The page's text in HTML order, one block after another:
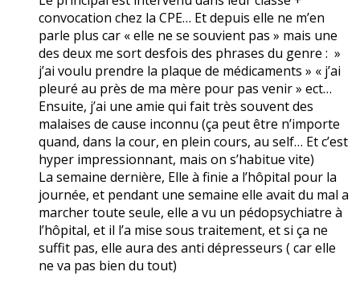
convocation chez la CPE… Et depuis elle ne m’en
parle plus car « elle ne se souvient pas » mais une
des deux me sort desfois des phrases du genre : »
j’ai voulu prendre la plaque de médicaments » « j’ai
pleuré au près de ma mère pour pas venir » ect…
Ensuite, j’ai une amie qui fait très souvent des
malaises de cause inconnu (ça peut être n’importe
quand, dans la cour, en plein cours, au self… Et c’est
hyper impressionnant, mais on s’habitue vite)
La semaine dernière, Elle à finie a l’hôpital pour la
journée, et pendant une semaine elle avait du mal a
marcher toute seule, elle a vu un pédopsychiatre à
l’hôpital, et il l’a mise sous traitement, et si ça ne
suffit pas, elle aura des anti dépresseurs ( car elle
ne va pas bien du tout)